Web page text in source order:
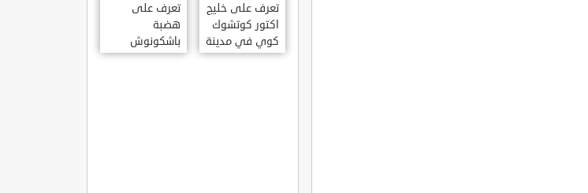
تعرف على خليج
اكتور كوتشوك
كوي في مدينة
داتشا الساحلية
تعرف على
هضبة
باشكونوش
الطبيعية في